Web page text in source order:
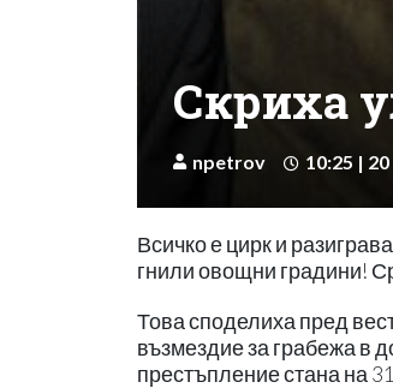
Скриха
npetrov 10:25 |
Всичко е цирк и
гнили овощни градини!
Това споделиха пред
възмездие за грабежа в
престъпление стана на